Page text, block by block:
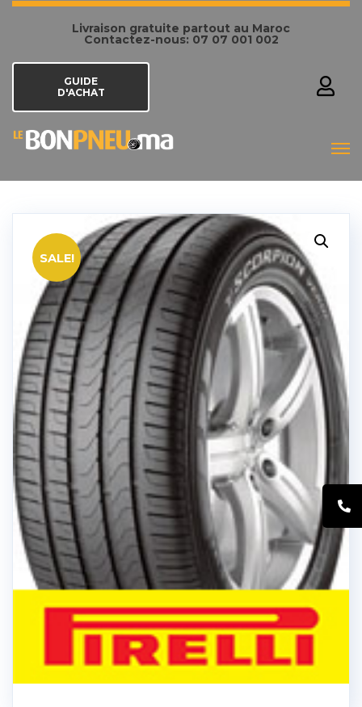
Livraison gratuite partout au Maroc
Contactez-nous: 07 07 001 002
GUIDE
D'ACHAT
SALE!